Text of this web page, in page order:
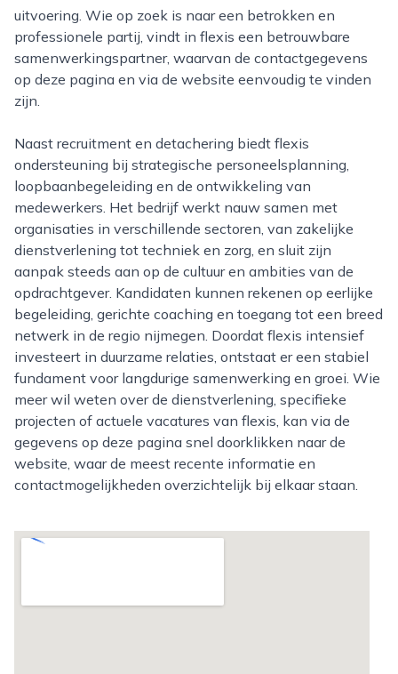
uitvoering. Wie op zoek is naar een betrokken en
professionele partij, vindt in flexis een betrouwbare
samenwerkingspartner, waarvan de contactgegevens
op deze pagina en via de website eenvoudig te vinden
zijn.
Naast recruitment en detachering biedt flexis
ondersteuning bij strategische personeelsplanning,
loopbaanbegeleiding en de ontwikkeling van
medewerkers. Het bedrijf werkt nauw samen met
organisaties in verschillende sectoren, van zakelijke
dienstverlening tot techniek en zorg, en sluit zijn
aanpak steeds aan op de cultuur en ambities van de
opdrachtgever. Kandidaten kunnen rekenen op eerlijke
begeleiding, gerichte coaching en toegang tot een breed
netwerk in de regio nijmegen. Doordat flexis intensief
investeert in duurzame relaties, ontstaat er een stabiel
fundament voor langdurige samenwerking en groei. Wie
meer wil weten over de dienstverlening, specifieke
projecten of actuele vacatures van flexis, kan via de
gegevens op deze pagina snel doorklikken naar de
website, waar de meest recente informatie en
contactmogelijkheden overzichtelijk bij elkaar staan.